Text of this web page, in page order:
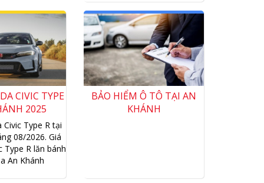
CIVIC TYPE
2025
Civic Type R tại
08/2026. Giá
Type R lăn bánh
An Khánh
BẢO HIỂM Ô TÔ TẠI AN
KHÁNH